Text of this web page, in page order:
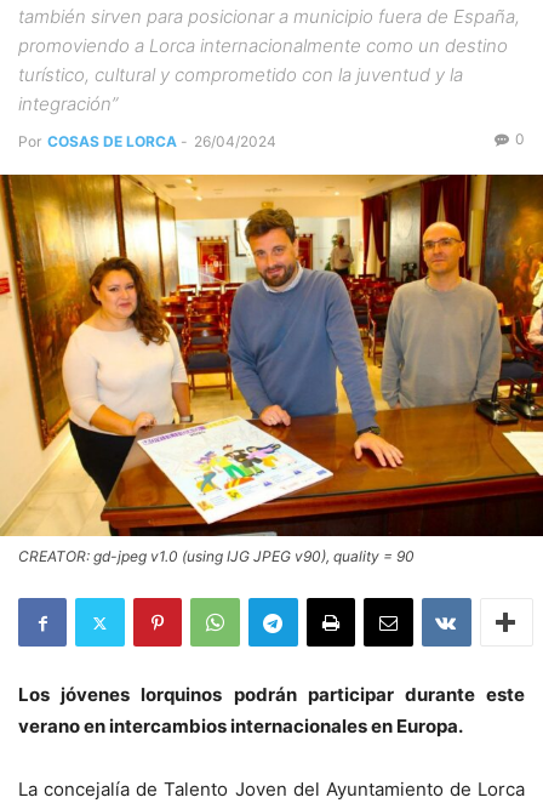
también sirven para posicionar a municipio fuera de España,
promoviendo a Lorca internacionalmente como un destino
turístico, cultural y comprometido con la juventud y la
integración”
Por COSAS DE LORCA - 26/04/2024 0
CREATOR: gd-jpeg v1.0 (using IJG JPEG v90), quality = 90
Los jóvenes lorquinos podrán participar durante este
verano en intercambios internacionales en Europa.
La concejalía de Talento Joven del Ayuntamiento de Lorca